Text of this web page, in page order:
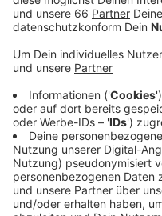
Das sind so viele wie
Tonhalle. Damit sind die
auf Vor-Corona-
auch den Rekord der
Jahr ist, dass die Abos
können. Diese
auch bereits 57
Anzeige